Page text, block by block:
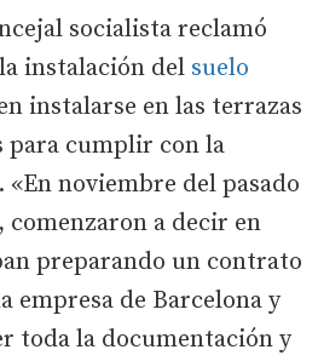
socialista reclamó
instalación del suelo
instalarse en las terrazas
para cumplir con la
«En noviembre del pasado
comenzaron a decir en
preparando un contrato
empresa de Barcelona y
toda la documentación y